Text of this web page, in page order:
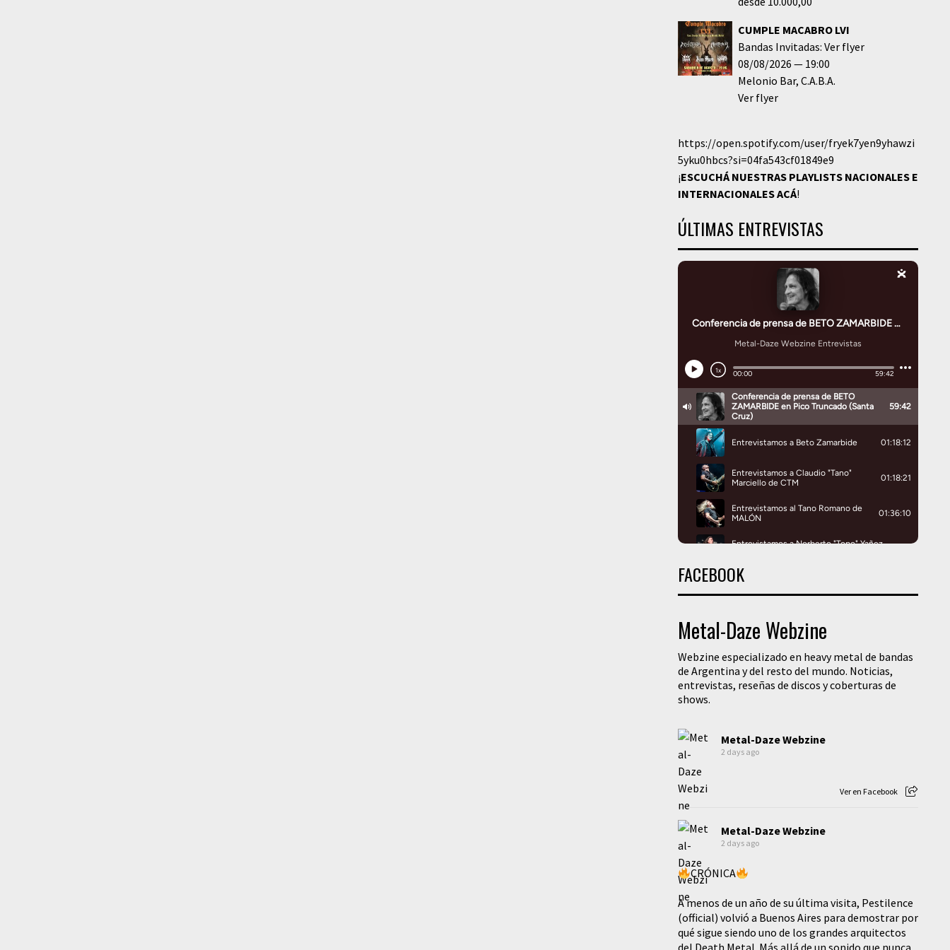
CUMPLE MACABRO LVI
Bandas Invitadas: Ver flyer
08/08/2026
19:00
Melonio Bar C.A.B.A.
Ver flyer
https://open.spotify.com/user/fryek7yen9yhawzi
5yku0hbcs?si=04fa543cf01849e9
¡ESCUCHÁ NUESTRAS PLAYLISTS NACIONALES E
INTERNACIONALESACÁ!
ÚLTIMAS ENTREVISTAS
FACEBOOK
Metal-Daze Webzine
Webzine especializado en heavy metal de bandas
de Argentina y del resto del mundo. Noticias,
entrevistas, reseñas de discos y coberturas de
shows.
Metal-Daze Webzine
2 days ago
Ver en Facebook
Metal-Daze Webzine
2 days ago
CRÓNICA
A menos de un año de su última visita, Pestilence
(official) volvió a Buenos Aires para demostrar por
qué sigue siendo uno de los grandes arquitectos
del Death Metal. Más allá de un sonido que nunca